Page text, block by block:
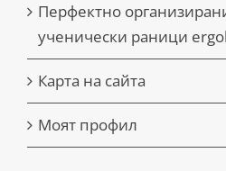
Перфектно
ученически раници
Карта на сайта
Моят профил